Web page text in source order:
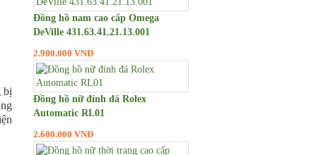
bị
Đồng hồ nam cao cấp Omega
DeVille 431.63.41.21.13.001
2.900.000 VNĐ
Đồng hồ nữ đính đá Rolex
Automatic RL01
2.600.000 VNĐ